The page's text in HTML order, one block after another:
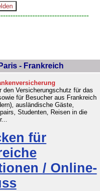
- Frankreich
den Versicherungschutz für das
für Besucher aus Frankreich
ausländische Gäste,
Studenten, Reisen in die
für
/ Online-